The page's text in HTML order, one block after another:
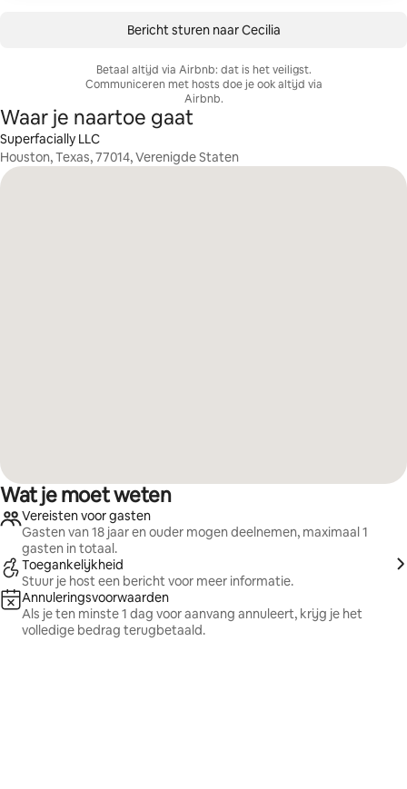
Bericht sturen naar Cecilia
Betaal altijd via Airbnb: dat is het veiligst.
Communiceren met hosts doe je ook altijd via
Airbnb.
Waar je naartoe gaat
Superfacially LLC
Houston, Texas, 77014, Verenigde Staten
Wat je moet weten
Vereisten voor gasten
Gasten van 18 jaar en ouder mogen deelnemen, maximaal 1
gasten in totaal.
Toegankelijkheid
Stuur je host een bericht voor meer informatie.
Annuleringsvoorwaarden
Als je ten minste 1 dag voor aanvang annuleert, krijg je het
volledige bedrag terugbetaald.